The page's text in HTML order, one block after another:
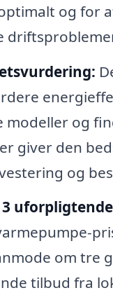
og for
modeller og
giver den
og
om tre
tilbud fra